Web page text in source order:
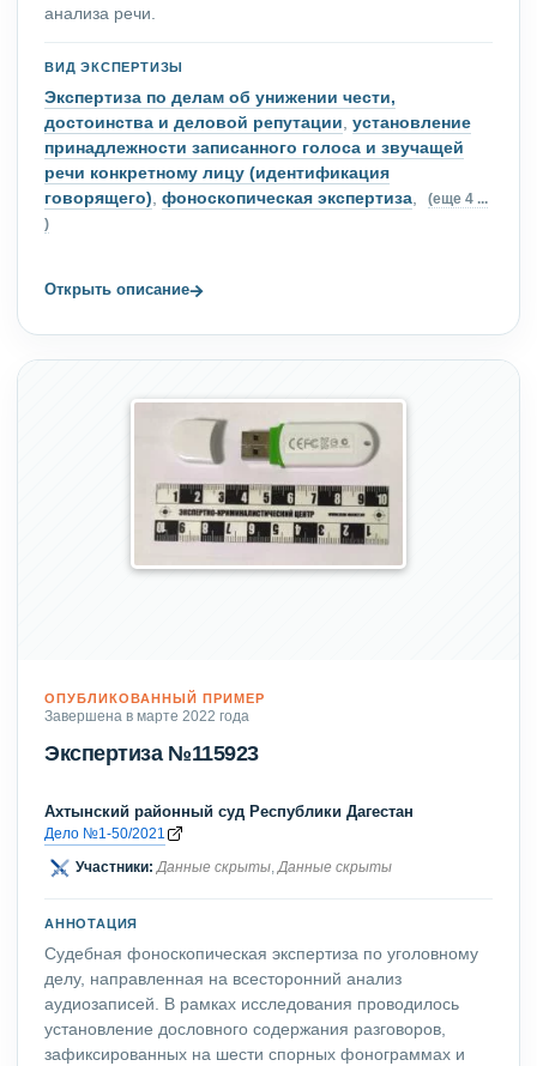
анализа речи.
ВИД ЭКСПЕРТИЗЫ
Экспертиза по делам об унижении чести,
достоинства и деловой репутации, установление
принадлежности записанного голоса и звучащей
речи конкретному лицу (идентификация
говорящего), фоноскопическая экспертиза,
(еще 4 ...
)
Открыть описание→
ОПУБЛИКОВАННЫЙ ПРИМЕР
Завершена в марте 2022 года
Экспертиза №115923
Ахтынский районный суд Республики Дагестан
Дело №1-50/2021
Участники: Данные скрыты Данные скрыты
АННОТАЦИЯ
Судебная фоноскопическая экспертиза по уголовному
делу, направленная на всесторонний анализ
аудиозаписей. В рамках исследования проводилось
установление дословного содержания разговоров,
зафиксированных на шести спорных фонограммах и